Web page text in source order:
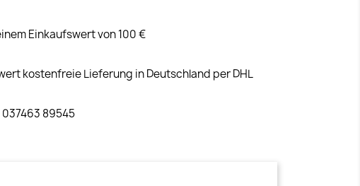
Einkaufswert von 100 €
kostenfreie Lieferung in Deutschland per DHL
89545